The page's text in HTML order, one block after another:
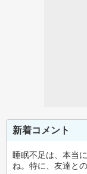
新着コメント
睡眠不足は、本当
ね。特に、友達と